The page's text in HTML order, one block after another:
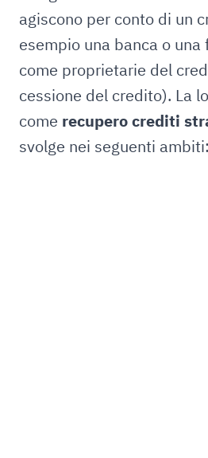
agiscono per conto di un
esempio una banca o una
come proprietarie del
cessione del credito). La
come recupero crediti
svolge nei seguenti ambiti: